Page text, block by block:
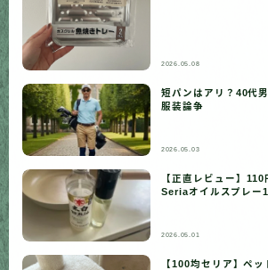
2026.05.08
短パンはアリ？40代
服装論争
2026.05.03
【正直レビュー】
Seriaオイルスプレー
2026.05.01
【100均セリア】ペ